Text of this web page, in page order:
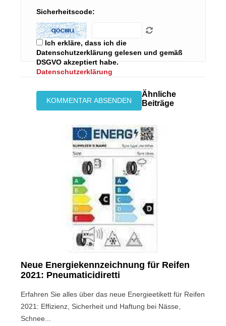
Sicherheitscode:
Ich erkläre, dass ich die
Datenschutzerklärung gelesen und gemäß
DSGVO akzeptiert habe.
Datenschutzerklärung
Ähnliche
Beiträge
Neue Energiekennzeichnung für Reifen
2021: Pneumaticidiretti
Erfahren Sie alles über das neue Energieetikett für Reifen
2021: Effizienz, Sicherheit und Haftung bei Nässe,
Schnee...